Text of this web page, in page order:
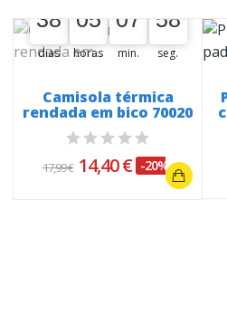
38
38
00
dias
05
05
00
horas
07
07
08
min.
57
57
58
seg.
Camisola térmica
rendada em bico 70020
17,99 € 14,40 € -20%